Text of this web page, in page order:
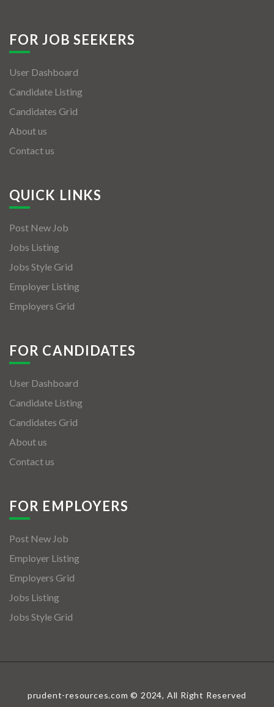
FOR JOB SEEKERS
User Dashboard
Candidate Listing
Candidates Grid
About us
Contact us
QUICK LINKS
Post New Job
Jobs Listing
Jobs Style Grid
Employer Listing
Employers Grid
FOR CANDIDATES
User Dashboard
Candidate Listing
Candidates Grid
About us
Contact us
FOR EMPLOYERS
Post New Job
Employer Listing
Employers Grid
Jobs Listing
Jobs Style Grid
prudent-resources.com © 2024, All Right Reserved